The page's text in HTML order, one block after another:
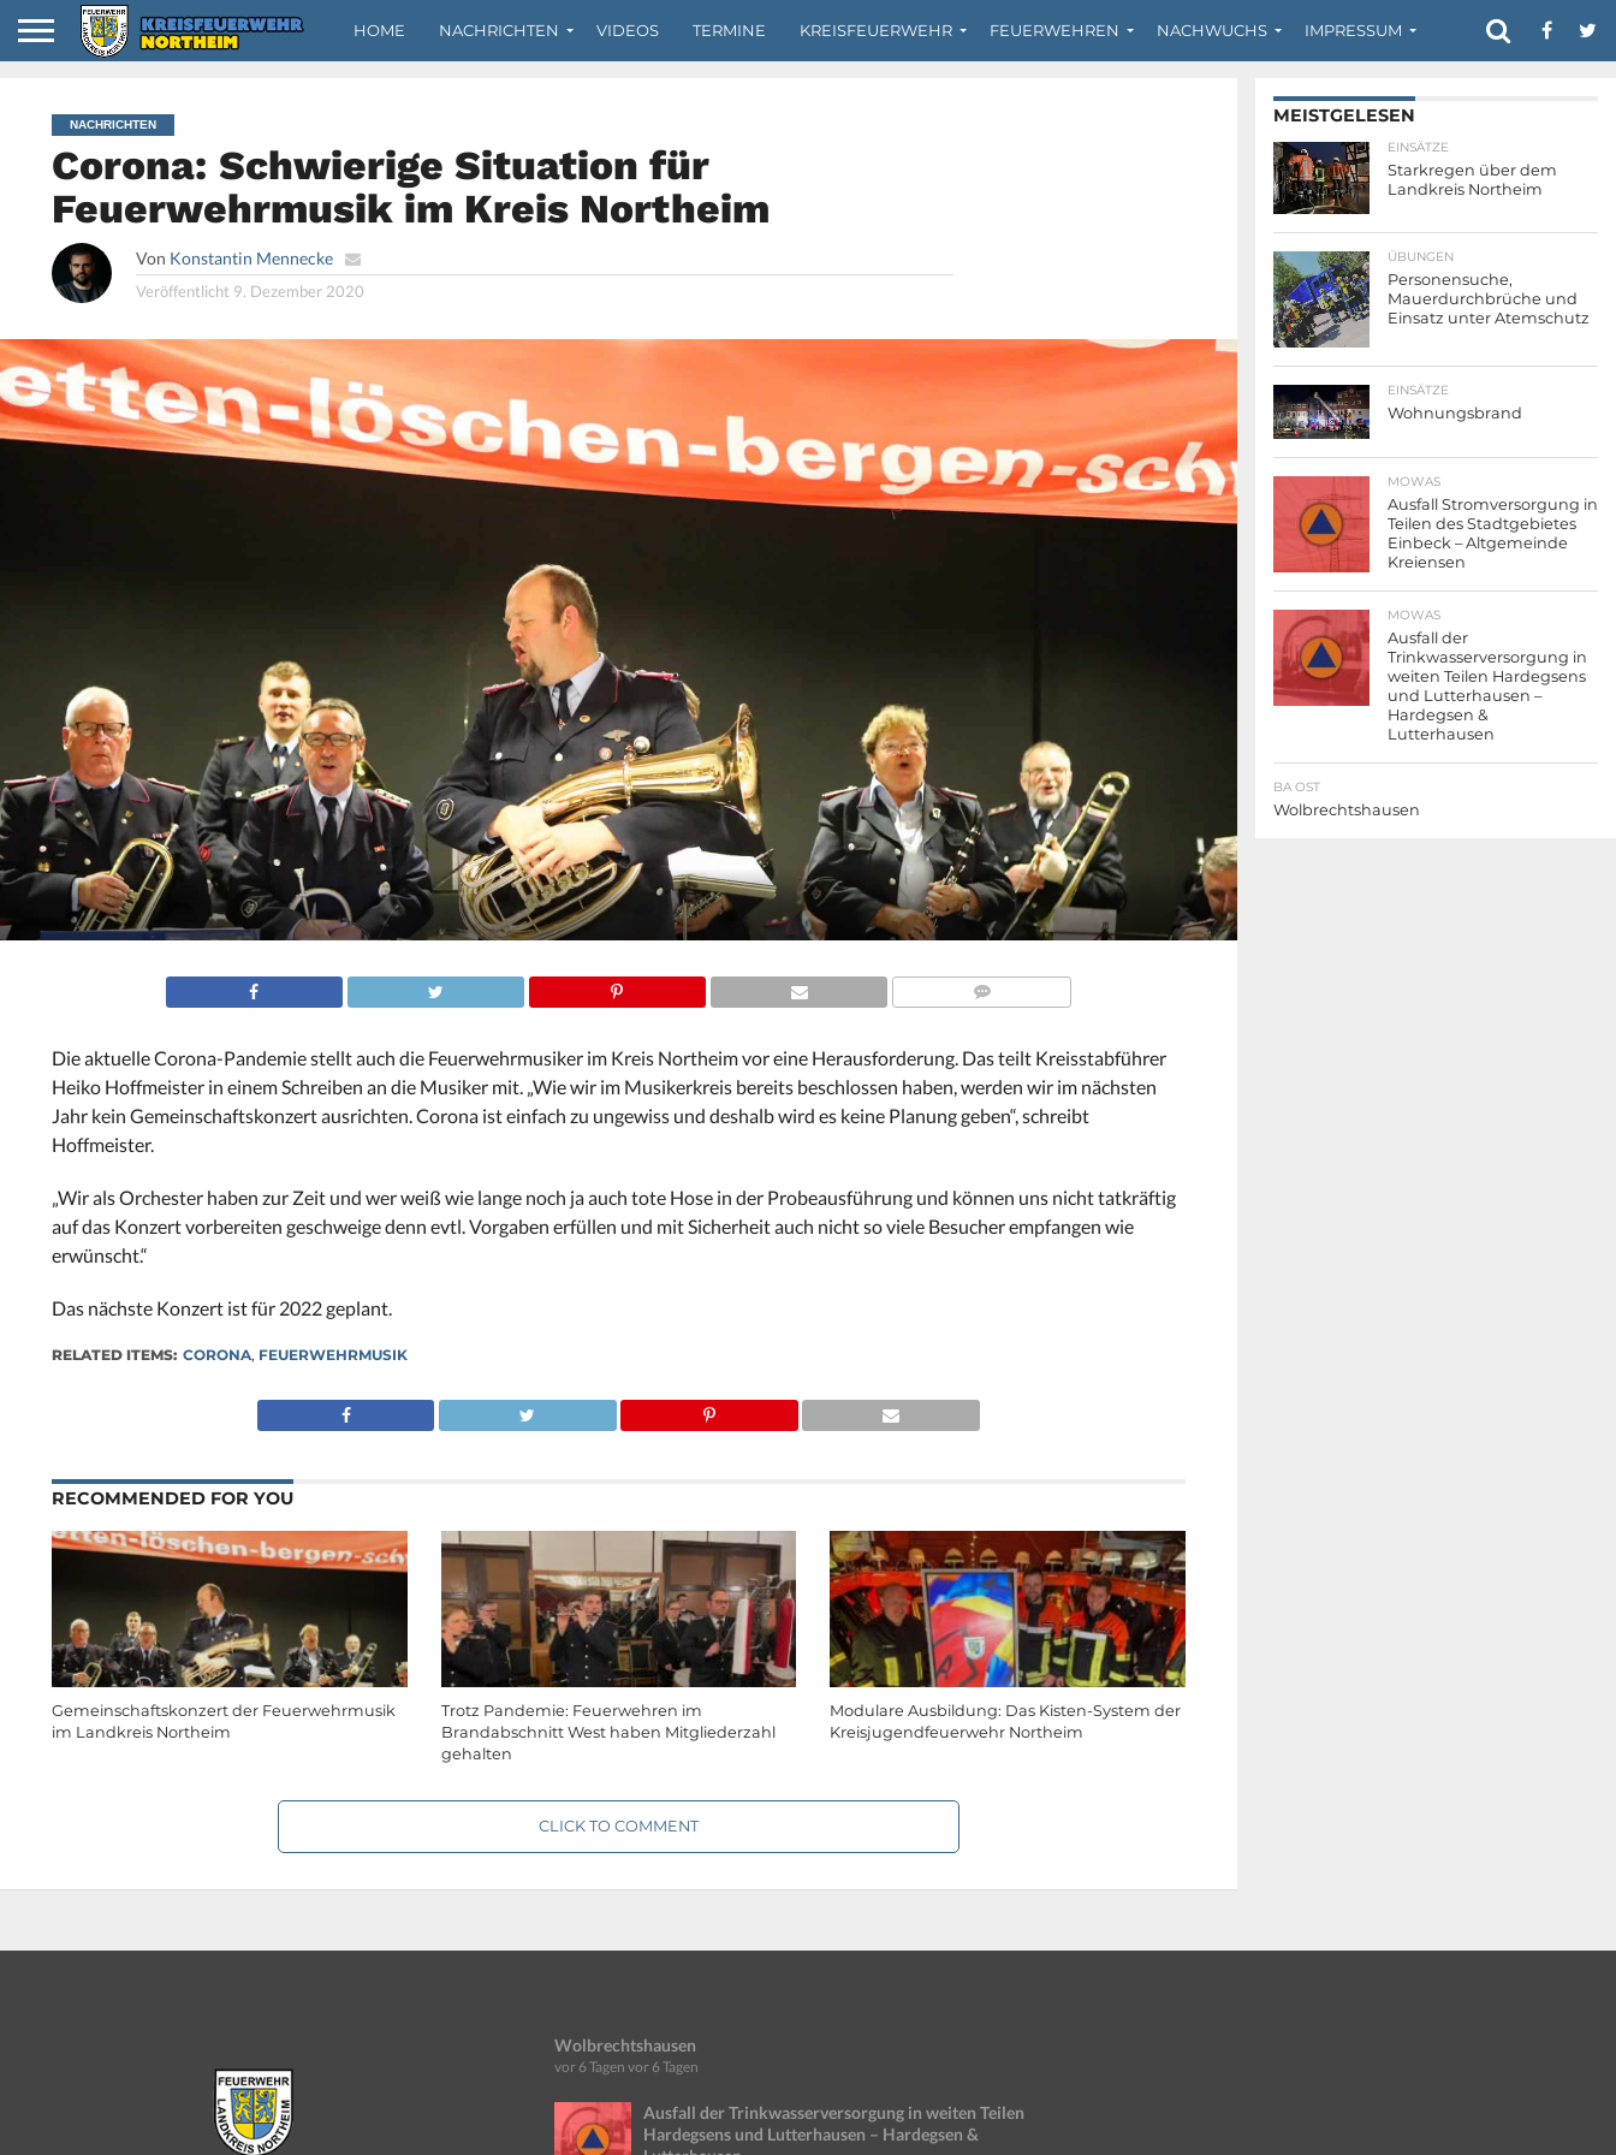
HOME NACHRICHTEN VIDEOS TERMINE KREISFEUERWEHR FEUERWEHREN NACHWUCHS IMPRESSUM
NACHRICHTEN
Corona: Schwierige Situation für
Feuerwehrmusik im Kreis Northeim
Von Konstantin Mennecke
Veröffentlicht 9. Dezember 2020
Die aktuelle Corona-Pandemie stellt auch die Feuerwehrmusiker im Kreis Northeim vor eine Herausforderung. Das teilt Kreisstabführer
Heiko Hoffmeister in einem Schreiben an die Musiker mit. „Wie wir im Musikerkreis bereits beschlossen haben, werden wir im nächsten
Jahr kein Gemeinschaftskonzert ausrichten. Corona ist einfach zu ungewiss und deshalb wird es keine Planung geben“, schreibt
Hoffmeister.
„Wir als Orchester haben zur Zeit und wer weiß wie lange noch ja auch tote Hose in der Probeausführung und können uns nicht tatkräftig
auf das Konzert vorbereiten geschweige denn evtl. Vorgaben erfüllen und mit Sicherheit auch nicht so viele Besucher empfangen wie
erwünscht.“
Das nächste Konzert ist für 2022 geplant.
RELATED ITEMS: CORONA, FEUERWEHRMUSIK
RECOMMENDED FOR YOU
Gemeinschaftskonzert der Feuerwehrmusik
im Landkreis Northeim
Trotz Pandemie: Feuerwehren im
Brandabschnitt West haben Mitgliederzahl
gehalten
Modulare Ausbildung: Das Kisten-System der
Kreisjugendfeuerwehr Northeim
CLICK TO COMMENT
MEISTGELESEN
EINSÄTZE
Starkregen über dem
Landkreis Northeim
ÜBUNGEN
Personensuche,
Mauerdurchbrüche und
Einsatz unter Atemschutz
EINSÄTZE
Wohnungsbrand
MOWAS
Ausfall Stromversorgung in
Teilen des Stadtgebietes
Einbeck – Altgemeinde
Kreiensen
MOWAS
Ausfall der
Trinkwasserversorgung in
weiten Teilen Hardegsens
und Lutterhausen –
Hardegsen &
Lutterhausen
BA OST
Wolbrechtshausen
Wolbrechtshausen
vor 6 Tagen vor 6 Tagen
Ausfall der Trinkwasserversorgung in weiten Teilen
Hardegsens und Lutterhausen – Hardegsen &